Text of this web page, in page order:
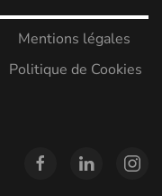
Mentions légales
Politique de Cookies